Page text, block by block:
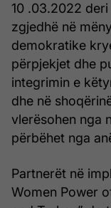
10 .03.2022
zgjedhë në
demokratike
përpjekjet dhe
integrimin e
dhe në
vlerësohen nga
përbëhet nga
Partnerët në
Women Power